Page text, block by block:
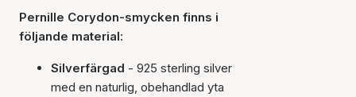
Pernille Corydon-smycken finns i
följande material:
Silverfärgad - 925 sterling silver
med en naturlig, obehandlad yta